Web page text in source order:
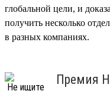
глобальной цели, и
получить несколько
в разных компаниях.
Премия